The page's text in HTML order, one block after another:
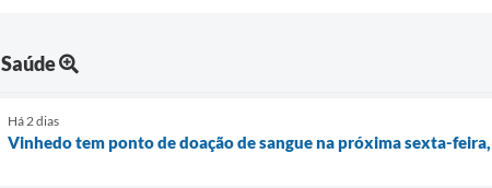
Saúde
Há 2 dias
Vinhedo tem ponto de doação de sangue na próxima sexta-